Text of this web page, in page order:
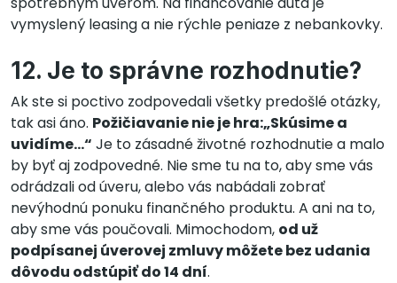
vymyslený leasing a nie rýchle peniaze z nebankovky.
12. Je to správne rozhodnutie?
Ak ste si poctivo zodpovedali všetky predošlé otázky,
tak asi áno. Požičiavanie nie je hra:„Skúsime a
uvidíme...“ Je to zásadné životné rozhodnutie a malo
by byť aj zodpovedné. Nie sme tu na to, aby sme vás
odrádzali od úveru, alebo vás nabádali zobrať
nevýhodnú ponuku finančného produktu. A ani na to,
aby sme vás poučovali. Mimochodom, od už
podpísanej úverovej zmluvy môžete bez udania
dôvodu odstúpiť do 14 dní.